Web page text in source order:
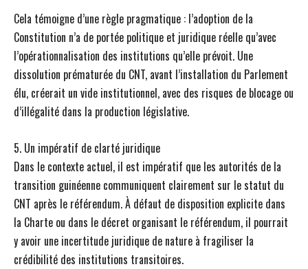
Cela témoigne d’une règle pragmatique : l’adoption de la
Constitution n’a de portée politique et juridique réelle qu’avec
l’opérationnalisation des institutions qu’elle prévoit. Une
dissolution prématurée du CNT, avant l’installation du Parlement
élu, créerait un vide institutionnel, avec des risques de blocage ou
d’illégalité dans la production législative.
5. Un impératif de clarté juridique
Dans le contexte actuel, il est impératif que les autorités de la
transition guinéenne communiquent clairement sur le statut du
CNT après le référendum. À défaut de disposition explicite dans
la Charte ou dans le décret organisant le référendum, il pourrait
y avoir une incertitude juridique de nature à fragiliser la
crédibilité des institutions transitoires.